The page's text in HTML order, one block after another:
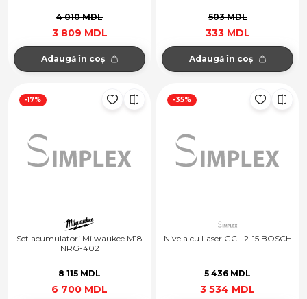
4 010 MDL
3 809 MDL
Adaugă în coș
503 MDL
333 MDL
Adaugă în coș
-17%
Set acumulatori Milwaukee M18
NRG-402
8 115 MDL
6 700 MDL
-35%
Nivela cu Laser GCL 2-15 BOSCH
5 436 MDL
3 534 MDL